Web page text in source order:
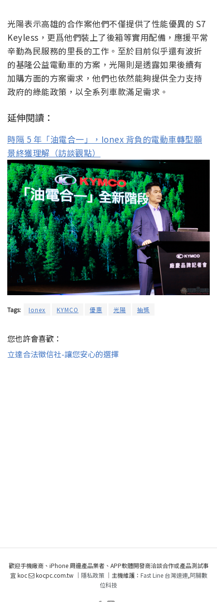
光陽表示高雄的合作案他們不僅提供了性能優異的 S7
Keyless，更爲他們裝上了後箱等實用配備，應援平常
辛勤為民服務的里長的工作。至於目前似乎還有波折
的基隆公益電動車的方案，光陽則是透露如果後續有
加購方面的方案需求，他們也依然能夠提供全力支持
政府的綠能政策，以全系列車款滿足需求。
延伸閱讀：
時隔 5 年「油電合一」，Ionex 背負的電動車轉型願
景終獲理解（訪談觀點）
Tags: Ionex KYMCO 優惠 光陽 抽獎
您也許會喜歡：
立達合法徵信社-讓您安心的選擇
歡迎手機廠商、iPhone 周邊產品業者、APP軟體開發商洽談合作或產品測試事
宜 koc
kocpc.com.tw ｜ 隱私政策｜主機維護： Fast Line 台灣速連,阿腸數
位科技